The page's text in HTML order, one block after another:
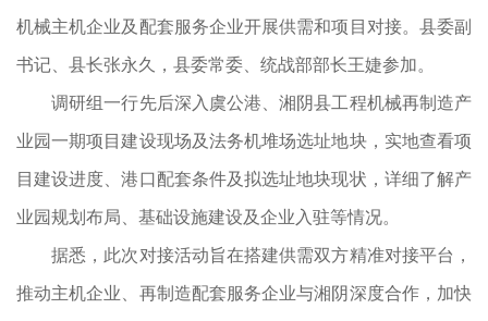
机械主机企业及配套服务企业开展供需和项目对接。县委副
书记、县长张永久，县委常委、统战部部长王婕参加。
调研组一行先后深入虞公港、湘阴县工程机械再制造产
业园一期项目建设现场及法务机堆场选址地块，实地查看项
目建设进度、港口配套条件及拟选址地块现状，详细了解产
业园规划布局、基础设施建设及企业入驻等情况。
据悉，此次对接活动旨在搭建供需双方精准对接平台，
推动主机企业、再制造配套服务企业与湘阴深度合作，加快